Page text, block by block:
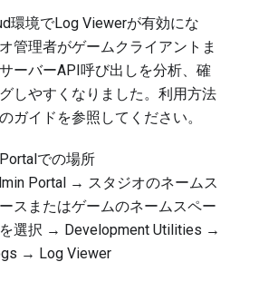
環境でLog Viewerが有効にな
管理者がゲームクライアントま
ーバーAPI呼び出しを分析、確
しやすくなりました。利用方法
ガイド を参照してください。
での場所
Portal → スタジオのネームス
スまたはゲームのネームスペー
選択 → Development Utilities →
→ Log Viewer